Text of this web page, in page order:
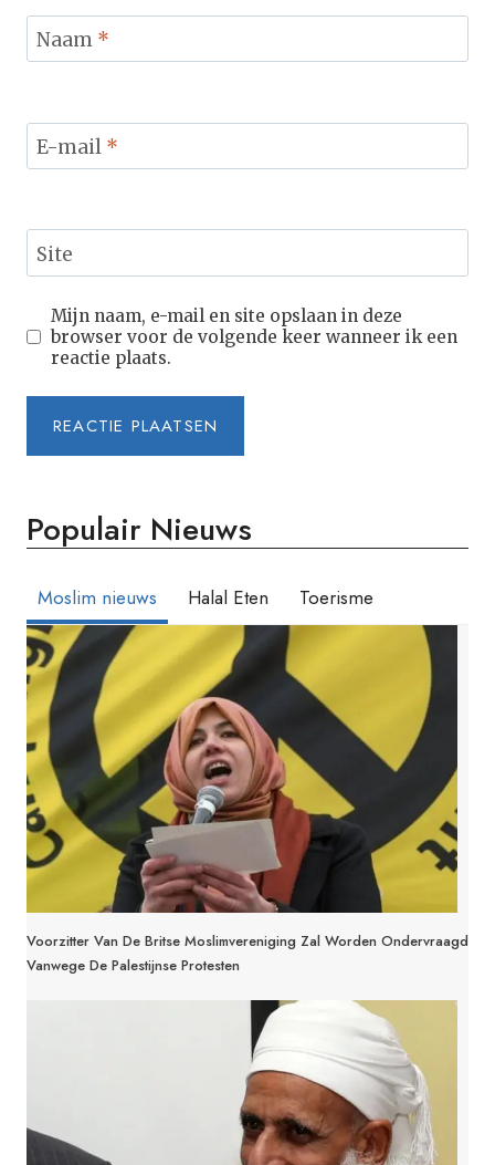
Naam *
E-mail *
Site
Mijn naam, e-mail en site opslaan in deze
browser voor de volgende keer wanneer ik een
reactie plaats.
Populair Nieuws
Moslim nieuws Halal Eten Toerisme
Voorzitter Van De Britse Moslimvereniging Zal Worden Ondervraagd
Vanwege De Palestijnse Protesten